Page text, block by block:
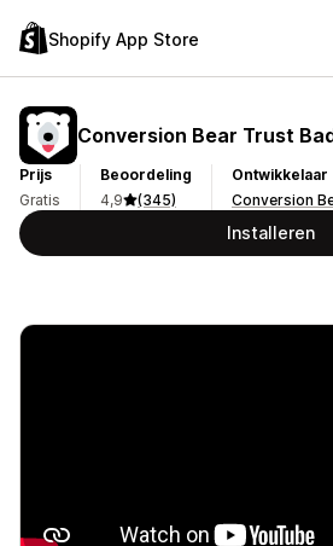
Shopify App Store
Conversion Bear Trust
Prijs
Gratis
Beoordeling
4,9
(345)
Ontwikkelaar
Conversion
Installeren